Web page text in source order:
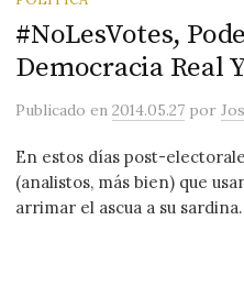
#NoLesVotes,
Democracia Real
Publicadoen2014.05.27 por
En estos días post-
(analistos, más bien) que
arrimar el ascua a su